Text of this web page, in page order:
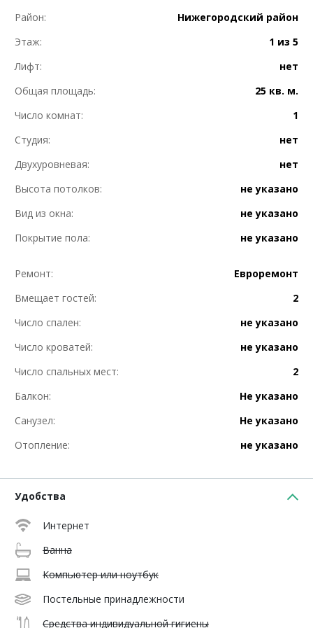
Район:
Нижегородский район
Этаж:
1 из 5
Лифт:
нет
Общая площадь:
25 кв. м.
Число комнат:
1
Студия:
нет
Двухуровневая:
нет
Высота потолков:
не указано
Вид из окна:
не указано
Покрытие пола:
не указано
Ремонт:
Евроремонт
Вмещает гостей:
2
Число спален:
не указано
Число кроватей:
не указано
Число спальных мест:
2
Балкон:
Не указано
Санузел:
Не указано
Отопление:
не указано
Удобства
Интернет
Ванна
Компьютер или ноутбук
Постельные принадлежности
Средства индивидуальной гигиены